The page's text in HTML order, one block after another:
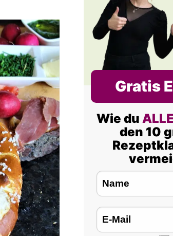
Gratis
Wie du ALLE
den 10